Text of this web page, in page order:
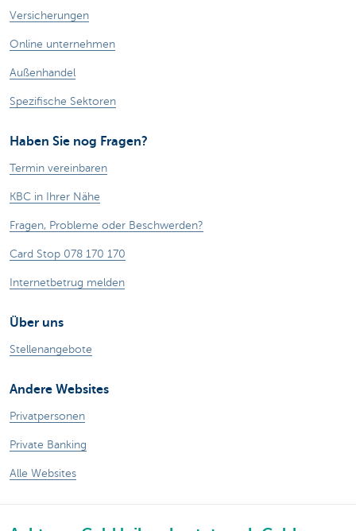
Versicherungen
Online unternehmen
Außenhandel
Spezifische Sektoren
Haben Sie nog Fragen?
Termin vereinbaren
KBC in Ihrer Nähe
Fragen, Probleme oder Beschwerden?
Card Stop 078 170 170
Internetbetrug melden
Über uns
Stellenangebote
Andere Websites
Privatpersonen
Private Banking
Alle Websites